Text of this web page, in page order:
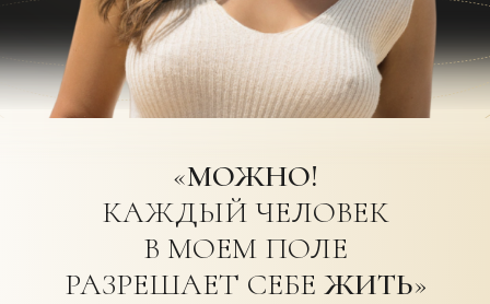
«МОЖНО!
КАЖДЫЙ ЧЕЛОВЕК
В МОЕМ ПОЛЕ
РАЗРЕШАЕТ СЕБЕ ЖИТЬ»